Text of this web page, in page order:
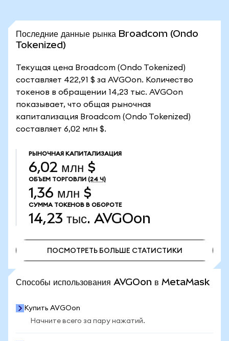
Последние данные рынка Broadcom (Ondo
Tokenized)
Текущая цена Broadcom (Ondo Tokenized)
составляет 422,91 $ за AVGOon. Количество
токенов в обращении 14,23 тыс. AVGOon
показывает, что общая рыночная
капитализация Broadcom (Ondo Tokenized)
составляет 6,02 млн $.
РЫНОЧНАЯ КАПИТАЛИЗАЦИЯ
6,02 млн $
ОБЪЕМ ТОРГОВЛИ (24 Ч)
1,36 млн $
СУММА ТОКЕНОВ В ОБОРОТЕ
14,23 тыс. AVGOon
ПОСМОТРЕТЬ БОЛЬШЕ СТАТИСТИКИ
Способы использования AVGOon в MetaMask
Купить AVGOon
Начните всего за пару нажатий.